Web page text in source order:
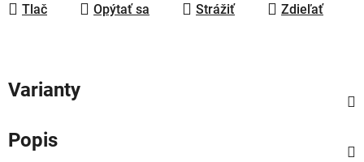
Tlač
Opýtať sa Strážiť Zdieľať
Varianty
Popis